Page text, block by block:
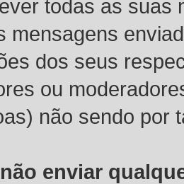
todas as suas
mensagens
dos seus
ou
não sendo por
não enviar